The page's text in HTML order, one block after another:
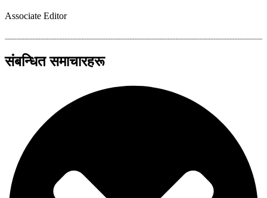
Associate Editor
संबन्धित समाचारहरू